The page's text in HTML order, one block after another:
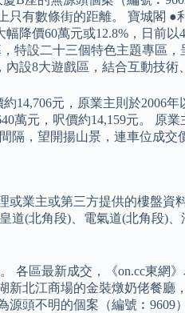
有數條街的距離。 寶城閣 ●
價60萬元或12.8%，日前以
特設二十三個特色主題專區
設8大遊戲區，結合互動技術
元，原業主則於2006年
元，呎價約14,159元。 原
，望開揚山景，連車位成交
業主或第三方提供的樓盤資
道(北角段)、電氣道(北角段)
各區最新成交，《on.cc東網
北江商場的金裝燉奶佬餐廳
頭不明的個案（編號